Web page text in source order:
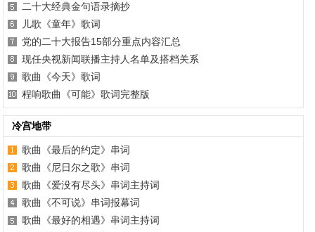
二十大经典金句语录摘抄
儿歌《童年》歌词
党的二十大报告15部分重点内容汇总
现任央视新闻联播主持人名单及搭档关系
歌曲《今天》歌词
程响歌曲《可能》歌词完整版
冷宫地带
歌曲《最后的约定》串词
歌曲《尼日尔之歌》串词
歌曲《爱没有尽头》串词主持词
歌曲《不可说》串词报幕词
歌曲《最好的相遇》串词主持词